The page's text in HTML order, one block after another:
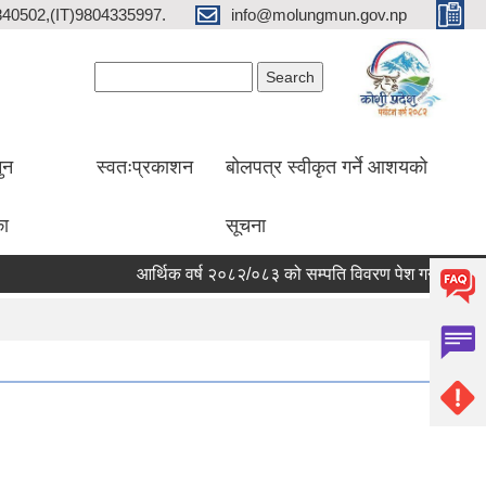
info@molungmun.gov.np
स्वतःप्रकाशन बोलपत्र स्वीकृत गर्ने आशयको
सूचना
आर्थिक वर्ष २०८२/०८३ को सम्पति विवरण पेश गर्ने सम्बन्धी